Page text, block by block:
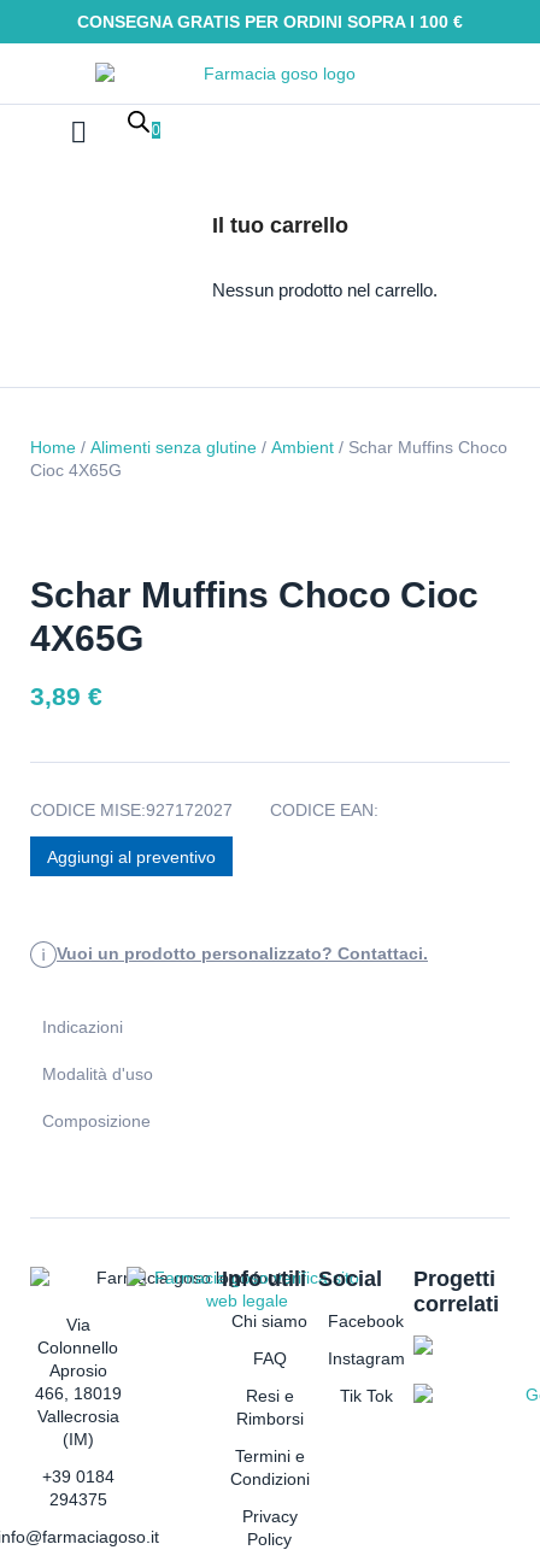
CONSEGNA GRATIS PER ORDINI SOPRA I 100 €
0
Il tuo carrello
Nessun prodotto nel carrello.
Home / Alimenti senza glutine / Ambient / Schar Muffins Choco
Cioc 4X65G
Schar Muffins Choco Cioc
4X65G
3,89 €
CODICE MISE:927172027 CODICE EAN:
Aggiungi al preventivo
Vuoi un prodotto personalizzato? Contattaci.
Indicazioni
Modalità d'uso
Composizione
Via
Colonnello
Aprosio
466, 18019
Vallecrosia
(IM)
+39 0184
294375
Info utili
Chi siamo
FAQ
Resi e
Rimborsi
Termini e
Condizioni
Privacy
Policy
Social
Facebook
Instagram
Tik Tok
Progetti
correlati